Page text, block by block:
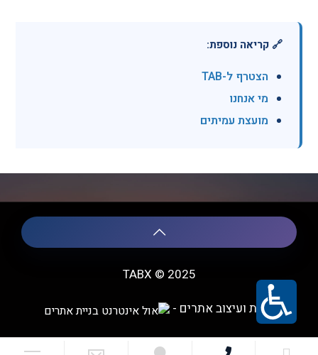
🔗 קריאה נוספת:
הצטרף ל-TAB
מי אנחנו
מועצת עמיתים
TABX © 2025
בניית ועיצוב אתרים -